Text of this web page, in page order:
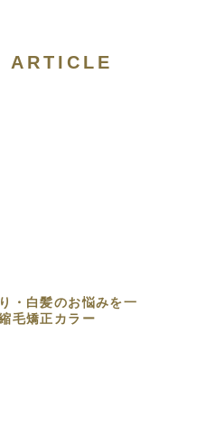
ARTICLE
・白髪のお悩みを一
毛矯正カラー